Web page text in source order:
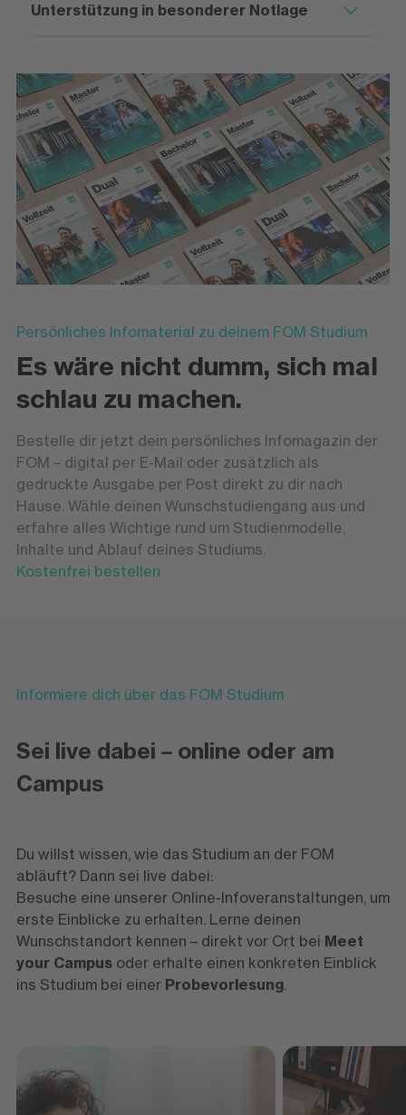
Unterstützung in besonderer Notlage
Persönliches Infomaterial zu deinem FOM Studium
Es wäre nicht dumm, sich mal
schlau zu machen.
Bestelle dir jetzt dein persönliches Infomagazin der
FOM – digital per E-Mail oder zusätzlich als
gedruckte Ausgabe per Post direkt zu dir nach
Hause. Wähle deinen Wunschstudiengang aus und
erfahre alles Wichtige rund um Studienmodelle,
Inhalte und Ablauf deines Studiums.
Kostenfrei bestellen
Informiere dich über das FOM Studium
Sei live dabei – online oder am
Campus
Du willst wissen, wie das Studium an der FOM
abläuft? Dann sei live dabei:
Besuche eine unserer Online-Infoveranstaltungen, um
erste Einblicke zu erhalten. Lerne deinen
Wunschstandort kennen – direkt vor Ort bei Meet
your Campusoder erhalte einen konkreten Einblick
ins Studium bei einer Probevorlesung.